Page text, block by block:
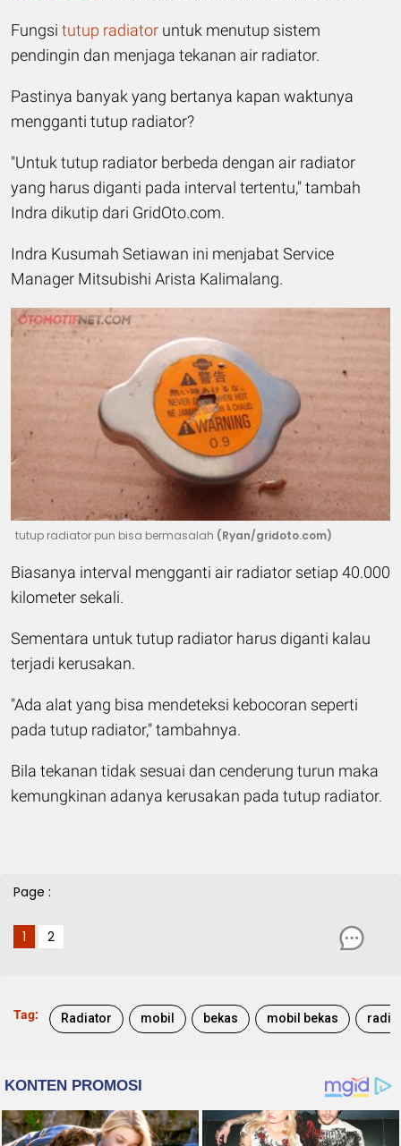
Fungsi tutup radiator untuk menutup sistem
pendingin dan menjaga tekanan air radiator.
Pastinya banyak yang bertanya kapan waktunya
mengganti tutup radiator?
"Untuk tutup radiator berbeda dengan air radiator
yang harus diganti pada interval tertentu," tambah
Indra dikutip dari GridOto.com.
Indra Kusumah Setiawan ini menjabat Service
Manager Mitsubishi Arista Kalimalang.
tutup radiator pun bisa bermasalah (Ryan/gridoto.com)
Biasanya interval mengganti air radiator setiap 40.000
kilometer sekali.
Sementara untuk tutup radiator harus diganti kalau
terjadi kerusakan.
"Ada alat yang bisa mendeteksi kebocoran seperti
pada tutup radiator," tambahnya.
Bila tekanan tidak sesuai dan cenderung turun maka
kemungkinan adanya kerusakan pada tutup radiator.
Page :
1 2
Tag: Radiator mobil bekas mobil bekas